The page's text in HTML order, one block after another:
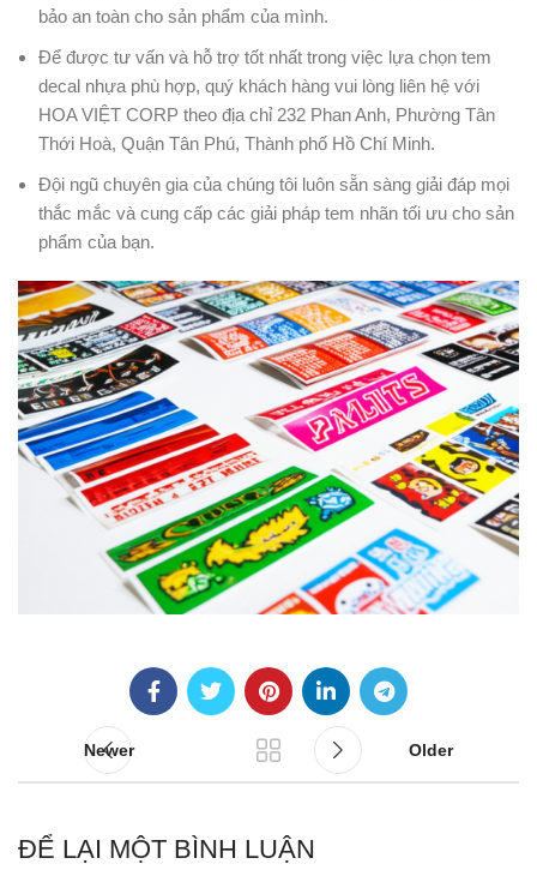
bảo an toàn cho sản phẩm của mình.
Để được tư vấn và hỗ trợ tốt nhất trong việc lựa chọn tem
decal nhựa phù hợp, quý khách hàng vui lòng liên hệ với
HOA VIỆT CORP theo địa chỉ 232 Phan Anh, Phường Tân
Thới Hoà, Quận Tân Phú, Thành phố Hồ Chí Minh.
Đội ngũ chuyên gia của chúng tôi luôn sẵn sàng giải đáp mọi
thắc mắc và cung cấp các giải pháp tem nhãn tối ưu cho sản
phẩm của bạn.
Newer Older
ĐỂ LẠI MỘT BÌNH LUẬN